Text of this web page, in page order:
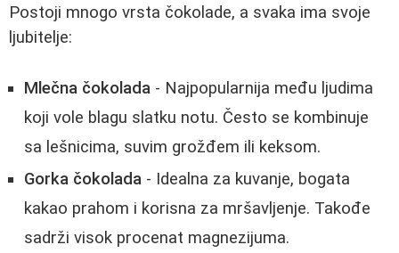
Postoji mnogo vrsta čokolade, a svaka ima svoje
ljubitelje:
Mlečna čokolada - Najpopularnija među ljudima
koji vole blagu slatku notu. Često se kombinuje
sa lešnicima, suvim grožđem ili keksom.
Gorka čokolada - Idealna za kuvanje, bogata
kakao prahom i korisna za mršavljenje. Takođe
sadrži visok procenat magnezijuma.